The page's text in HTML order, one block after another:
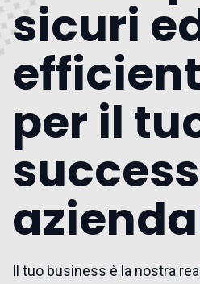
sicuri
per il
Il tuo business è la nostra